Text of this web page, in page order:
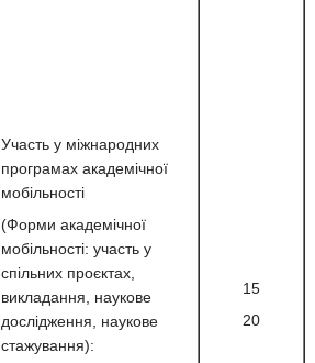
Участь у міжнародних
програмах академічної
мобільності
(Форми академічної
мобільності: участь у
спільних проєктах,
викладання, наукове
дослідження, наукове
стажування):
15
20